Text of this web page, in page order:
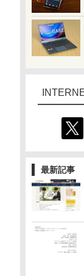
最新記事